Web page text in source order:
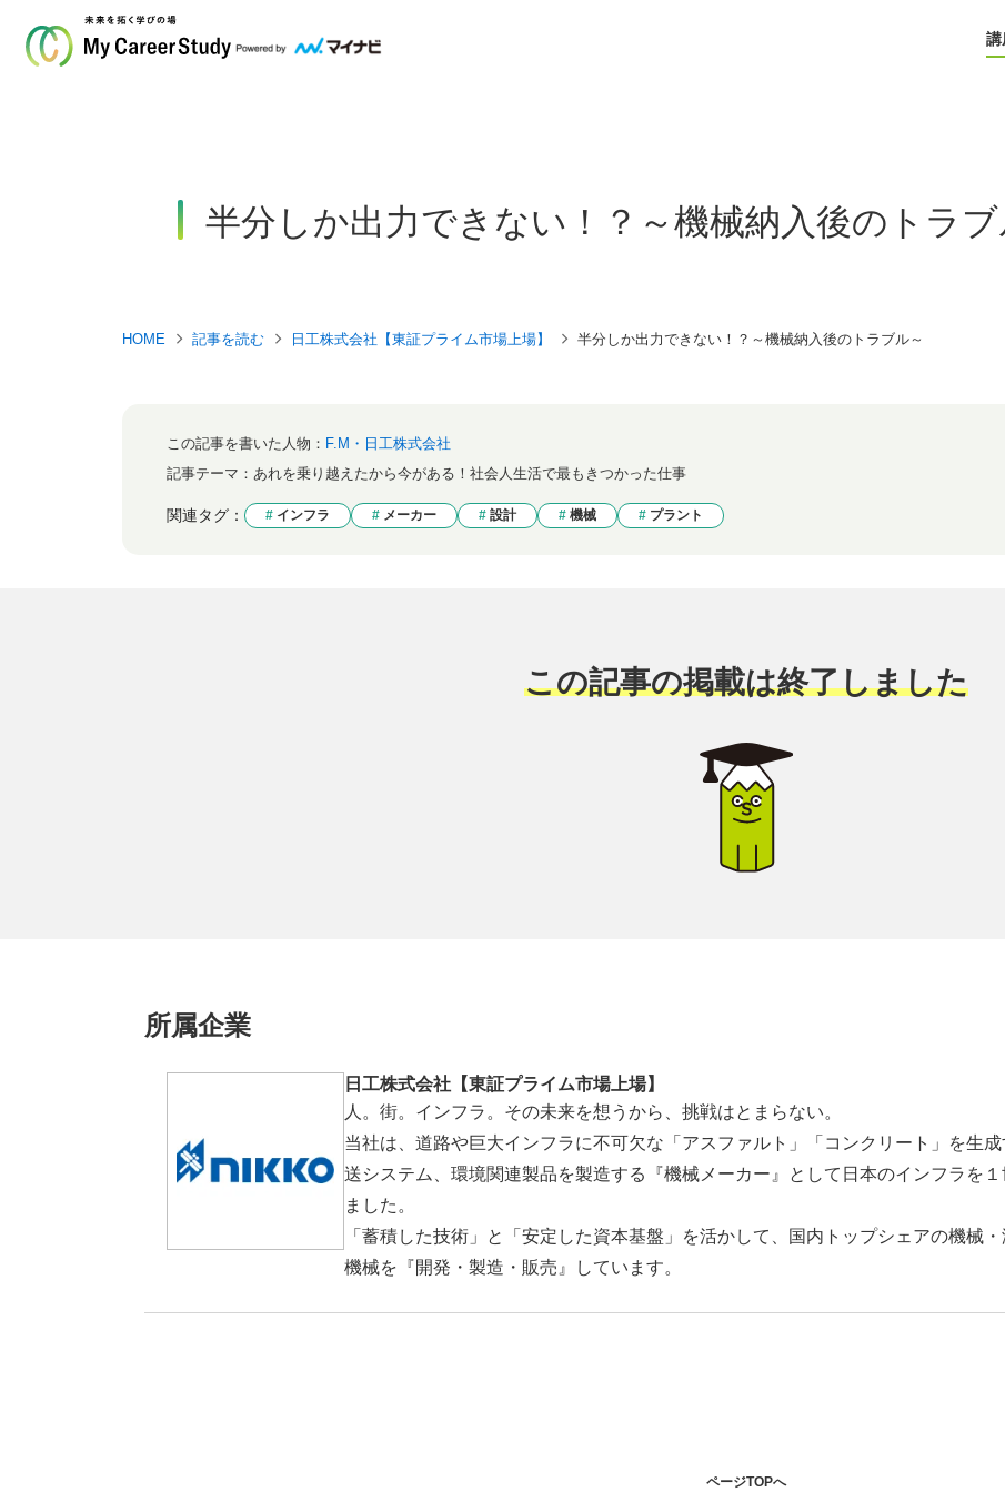
講
半分しか出力できない！？～機械納入後のトラブ
HOME 記事を読む 日工株式会社【東証プライム市場上場】 半分しか出力できない！？～機械納入後のトラブル～
この記事を書いた人物： F.M・日工株式会社
記事テーマ： あれを乗り越えたから今がある！社会人生活で最もきつかった仕事
関連タグ： インフラ メーカー 設計 機械 プラント
この記事の掲載は終了しました
所属企業
日工株式会社【東証プライム市場上場】
人。街。インフラ。その未来を想うから、挑戦はとまらない。
当社は、道路や巨大インフラに不可欠な「アスファルト」「コンクリート」を生
送システム、環境関連製品を製造する『機械メーカー』として日本のインフラを
ました。
「蓄積した技術」と「安定した資本基盤」を活かして、国内トップシェアの機械
機械を『開発・製造・販売』しています。
ページTOPへ